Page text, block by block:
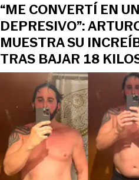
“ME CONVERTÍ EN
DEPRESIVO”:
MUESTRA SU
TRAS BAJAR 18